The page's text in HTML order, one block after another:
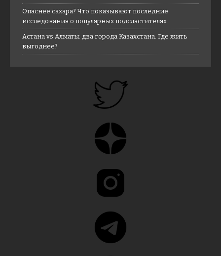
Опаснее сахара? Что показывают последние
исследования о популярных подсластителях
Астана vs Алматы: два города Казахстана. Где жить
выгоднее?